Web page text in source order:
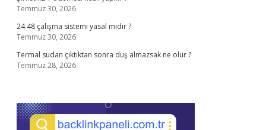
Temmuz 30, 2026
24 48 çalışma sistemi yasal mıdır ?
Temmuz 30, 2026
Termal sudan çıktıktan sonra duş almazsak ne olur ?
Temmuz 28, 2026